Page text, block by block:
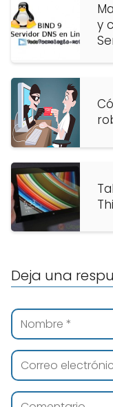
y
Deja una